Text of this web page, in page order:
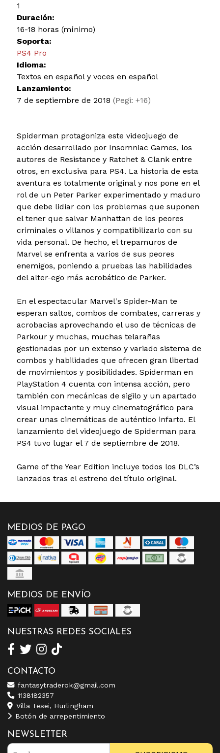
1
Duración:
16-18 horas (mínimo)
Soporta:
PS4 Pro
Idioma:
Textos en español y voces en español
Lanzamiento:
7 de septiembre de 2018 (Pegi: +16)
Spiderman protagoniza este videojuego de
acción desarrollado por Insomniac Games, los
autores de Resistance y Ratchet & Clank entre
otros, en exclusiva para PS4. La historia de esta
aventura es totalmente original y nos pone en el
rol de un Peter Parker experimentado y maduro
que debe lidiar con los problemas que suponen
el tener que salvar Manhattan de los peores
criminales o villanos y compatibilizarlo con su
vida personal. De hecho, el trepamuros de
Marvel se enfrenta a varios de sus peores
enemigos, poniendo a pruebas las habilidades
del alter-ego más acrobático de Parker.
En el espectacular Marvel's Spider-Man te
esperan saltos, combos de combates, carreras y
acrobacias aprovechando el uso de técnicas de
Parkour y muchas, muchas telarañas
gestionadas por un extenso y variado sistema de
combos y habilidades que ofrecen gran libertad
de movimientos y posibilidades. Spiderman en
PlayStation 4 cuenta con intensa acción, pero
también con mecánicas de sigilo y un apartado
visual impactante y muy cinematográfico para
crear unas cinemáticas de auténtico infarto. El
lanzamiento del videojuego de Spiderman para
PS4 tuvo lugar el 7 de septiembre de 2018.
Game of the Year Edition incluye todos los DLC’s
lanzados tras el estreno del título original.
MEDIOS DE PAGO
MEDIOS DE ENVÍO
NUESTRAS REDES SOCIALES
CONTACTO
fantasytraderok@gmail.com
1138182357
Villa Tesei, Hurlingham
Botón de arrepentimiento
NEWSLETTER